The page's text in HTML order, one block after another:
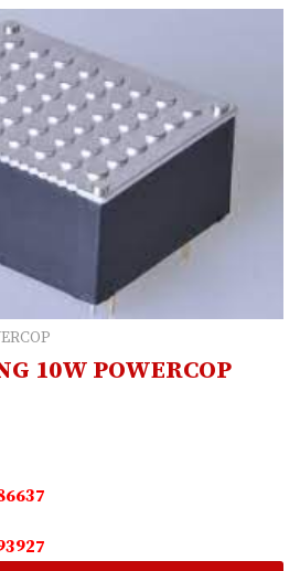
10W POWERCOP